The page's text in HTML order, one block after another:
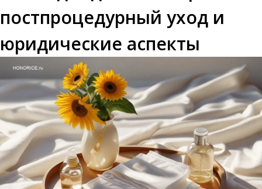
постпроцедурный уход и
юридические аспекты